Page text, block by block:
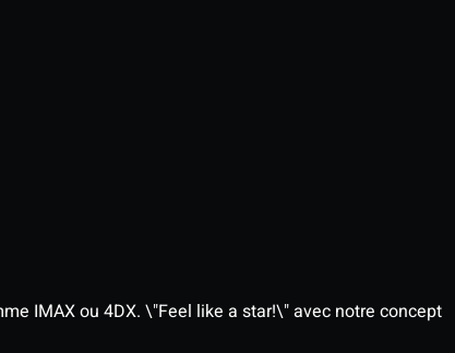
IMAX ou 4DX. \"Feel like a star!\" avec notre concept